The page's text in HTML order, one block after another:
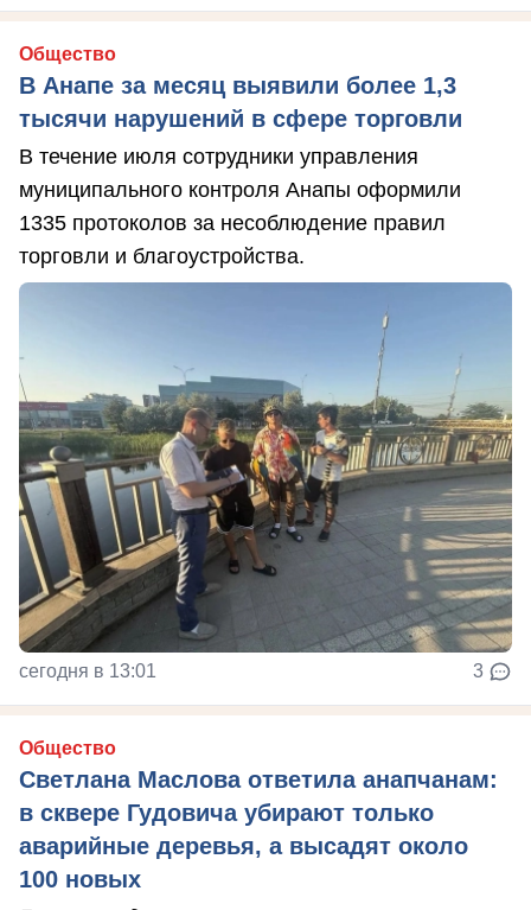
Общество
В Анапе за месяц выявили более 1,3
тысячи нарушений в сфере торговли
В течение июля сотрудники управления
муниципального контроля Анапы оформили
1335 протоколов за несоблюдение правил
торговли и благоустройства.
сегодня в 13:01 3
Общество
Светлана Маслова ответила анапчанам:
в сквере Гудовича убирают только
аварийные деревья, а высадят около
100 новых